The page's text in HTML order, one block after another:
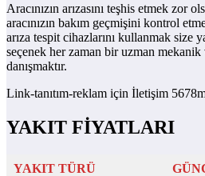
Aracınızın arızasını teşhis etmek zor
aracınızın bakım geçmişini kontrol
arıza tespit cihazlarını kullanmak size
seçenek her zaman bir uzman
danışmaktır.
Link-tanıtım-reklam için İletişim
YAKIT FİYATLARI
YAKIT TÜRÜ